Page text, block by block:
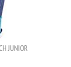
JUNIOR